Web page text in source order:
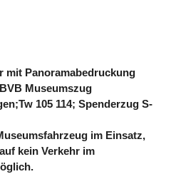
mit Panoramabedruckung
Museumszug
105 114; Spenderzug S-
im Einsatz,
kein Verkehr im